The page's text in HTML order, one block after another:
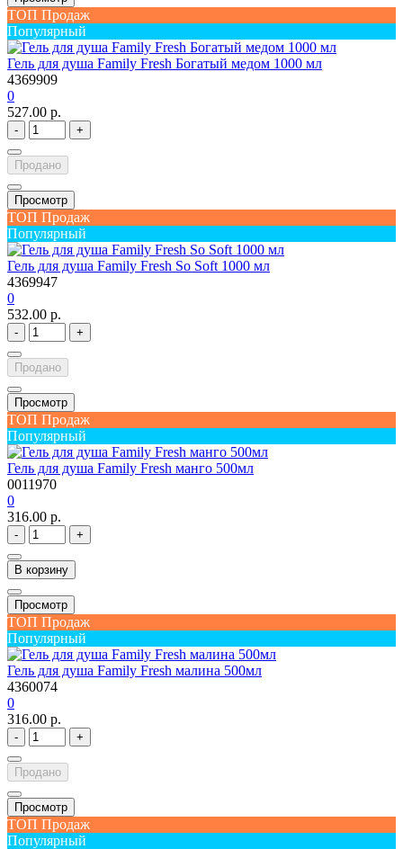
ТОП Продаж
Популярный
Гель для душа Family Fresh Богатый медом 1000 мл
4369909
0
527.00 р.
- +
Продано
Просмотр
ТОП Продаж
Популярный
Гель для душа Family Fresh So Soft 1000 мл
4369947
0
532.00 р.
- +
Продано
Просмотр
ТОП Продаж
Популярный
Гель для душа Family Fresh манго 500мл
0011970
0
316.00 р.
- +
В корзину
Просмотр
ТОП Продаж
Популярный
Гель для душа Family Fresh малина 500мл
4360074
0
316.00 р.
- +
Продано
Просмотр
ТОП Продаж
Популярный